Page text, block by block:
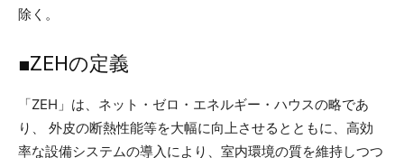
除く。
■ZEHの定義
「ZEH」は、ネット・ゼロ・エネルギー・ハウスの略であ
り、 外皮の断熱性能等を大幅に向上させるとともに、高効
率な設備システムの導入により、室内環境の質を維持しつつ